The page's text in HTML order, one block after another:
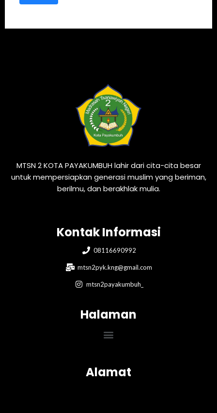
MTSN 2 KOTA PAYAKUMBUH lahir dari cita-cita besar
untuk mempersiapkan generasi muslim yang beriman,
berilmu, dan berakhlak mulia.
Kontak Informasi
08116690992
mtsn2pyk.kng@gmail.com
mtsn2payakumbuh_
Halaman
Menu
Alamat